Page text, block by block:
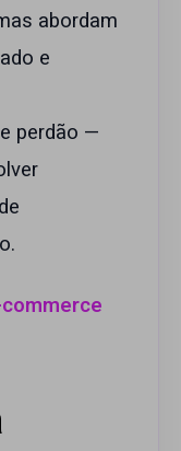
abordam
e
perdão —
commerce